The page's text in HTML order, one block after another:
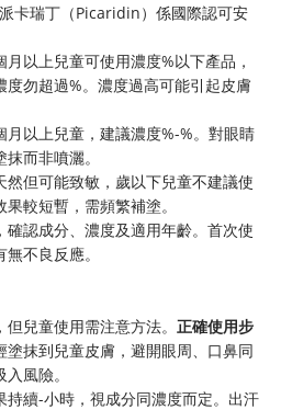
卡瑞丁（Picaridin）係國際認可安
月以上兒童可使用濃度%以下產品，
勿超過%。濃度過高可能引起皮膚
月以上兒童，建議濃度%-%。對眼睛
而非噴灑。
然但可能致敏，歲以下兒童不建議使
較短暫，需頻繁補塗。
認成分、濃度及適用年齡。首次使
不良反應。
但兒童使用需注意方法。​​正確使用步
塗抹到兒童皮膚，避開眼周、口鼻同
風險。
持續-小時，視成分同濃度而定。出汗